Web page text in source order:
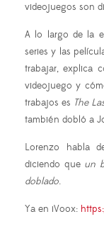
videojuegos son
A lo largo de la
series y las
trabajar, explica
videojuego y
trabajos es The
también dobló a
Lorenzo habla
diciendo que un
doblado.
Ya en iVoox: